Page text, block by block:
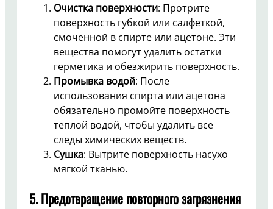
Очистка поверхности: Протрите
поверхность губкой или салфеткой,
смоченной в спирте или ацетоне. Эти
вещества помогут удалить остатки
герметика и обезжирить поверхность.
Промывка водой: После
использования спирта или ацетона
обязательно промойте поверхность
теплой водой, чтобы удалить все
следы химических веществ.
Сушка: Вытрите поверхность насухо
мягкой тканью.
5. Предотвращение повторного загрязнения